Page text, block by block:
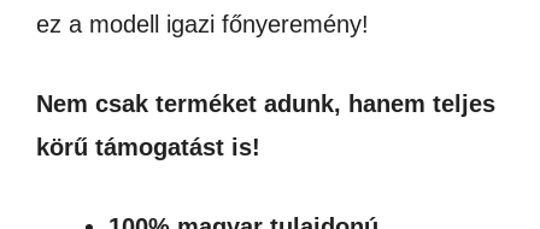
ez a modell igazi főnyeremény!
Nem csak terméket adunk, hanem teljes
körű támogatást is!